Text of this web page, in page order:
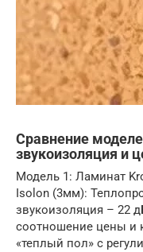
Сравнение
звукоизоляция и
Модель 1: Ламинат
Isolon (3мм):
звукоизоляция – 22
соотношение цены и
«теплый пол» с